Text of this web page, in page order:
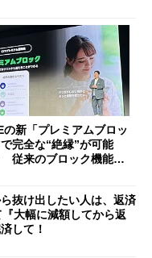
の新「プレミアムブロッ
完全な“絶縁”が可能
従来のブロック機能と
抜け出したい人は、返済
大幅に減額してから返
して！